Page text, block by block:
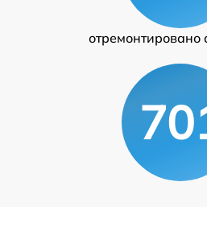
отремонтировано